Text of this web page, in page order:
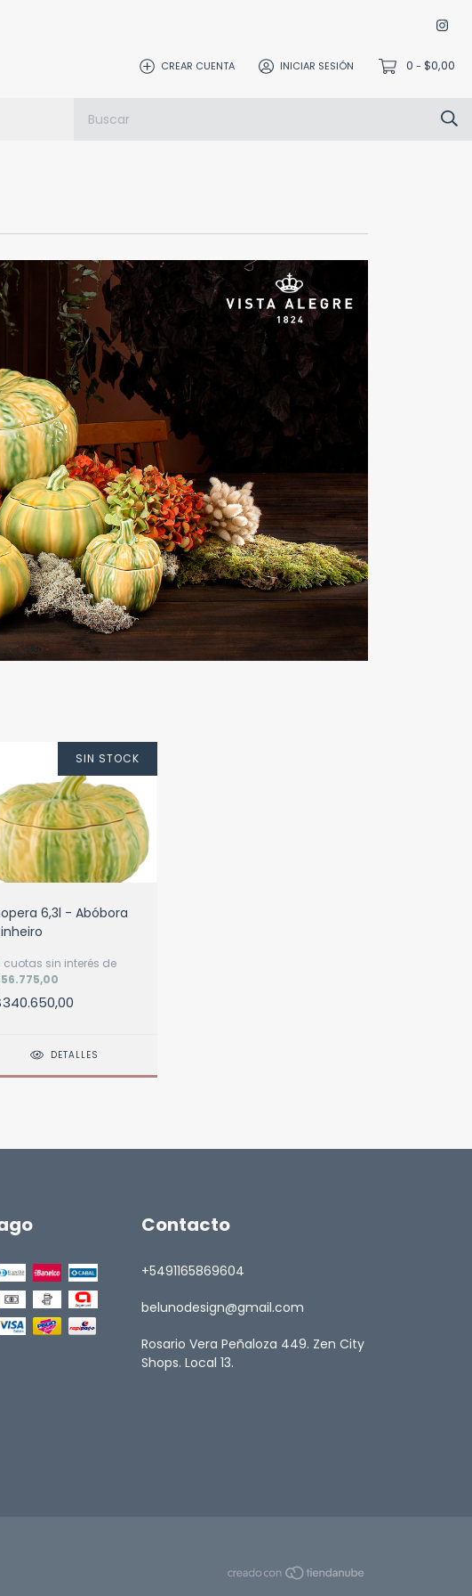
CREAR CUENTA INICIAR SESIÓN 0 - $0,00
SIN STOCK
6,3l - Abóbora
cuotas sin interés de
DETALLES
Contacto
+5491165869604
belunodesign@gmail.com
Rosario Vera Peñaloza 449. Zen City
Shops. Local 13.